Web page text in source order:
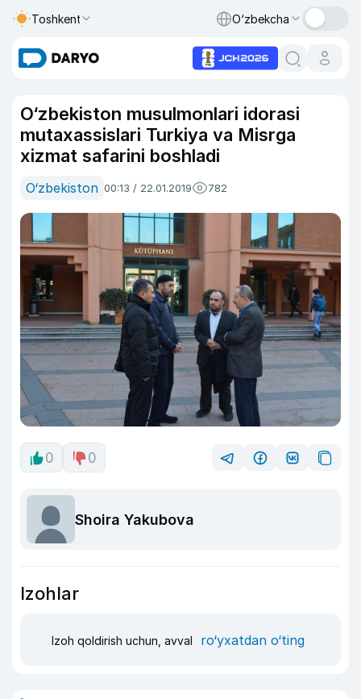
Toshkent O‘zbekcha
O‘zbekiston musulmonlari idorasi
mutaxassislari Turkiya va Misrga
xizmat safarini boshladi
O‘zbekiston 00:13 / 22.01.2019 782
0 0
Shoira Yakubova
Izohlar
Izoh qoldirish uchun, avval ro‘yxatdan o‘ting